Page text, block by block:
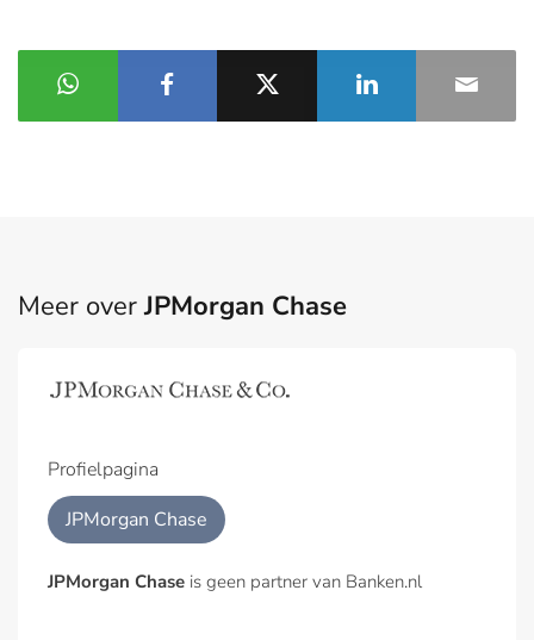
Meer overJPMorgan Chase
Profielpagina
JPMorgan Chase
JPMorgan Chase is geen partner van Banken.nl